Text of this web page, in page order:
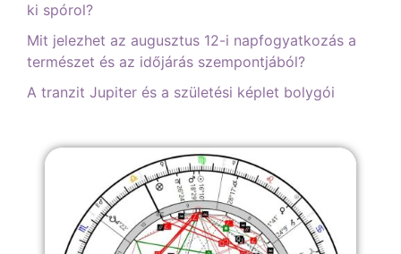
ki spórol?
Mit jelezhet az augusztus 12-i napfogyatkozás a
természet és az időjárás szempontjából?
A tranzit Jupiter és a születési képlet bolygói